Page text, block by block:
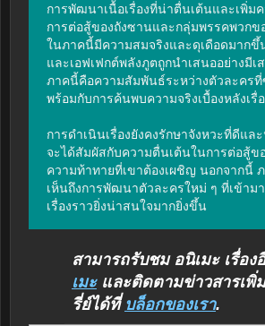
การพัฒนาเนื้อเรื่องที่น่าตื่นเต้นและเพิ่ม
การต่อสู้ของถังซานและกลุ่มพรรคพวกข
ในภาคนี้มีความสมจริงและดุเดือดมากขึ้
และเอฟเฟกต์พลังภูตถูกนำเสนออย่างมีเ
ภาคนี้คือความสัมพันธ์ระหว่างตัวละคร
พร้อมกับการค้นพบความจริงเบื้องหลังเรื่
การดำเนินเรื่องยังคงรักษาจังหวะที่ดีแ
จะได้สัมผัสกับความตื่นเต้นในการต่อสู้ข
ความท้าทายที่เขาต้องเผชิญ นอกจากนี้
เห็นถึงการพัฒนาตัวละครใหม่ ๆ ที่เข้าม
เรื่องราวยิ่งน่าสนใจมากยิ่งขึ้น
สามารถรับชม อนิเมะ เรื่อ
เมะและติดตามข่าวสารเพิ่
รี่ย์ได้ที่ บล็อกของเรา.